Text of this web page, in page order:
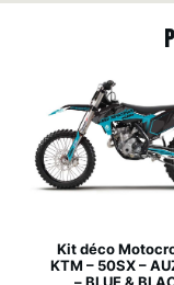
Kit déco
KTM – 50SX –